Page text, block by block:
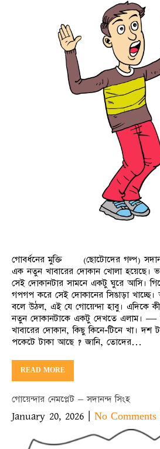
গোবর্ধনের মুক্তি (ছোটোদের গল্প)
এক নতুন খাবারের দোকান খোলা হয়েছে।
সেই দোকানটার সামনে একটু ঘুরে আসি।
গপগপ করে সেই দোকানের সিঙাড়া খাচ্ছে।
বলে উঠল, এই যে গোয়েন্দা হাবু। এদিকে
নতুন দোকানটাকে একটু দেখতে এলাম।
খাবারের দোকান, কিছু কিনে-টিনে খা। দশ
পকেটে টাকা আছে ? জানি, তোদের…
READ MORE
গোয়েন্দার নেমপ্লেট – সদানন্দ সিংহ
January 20, 2026 | No Comments